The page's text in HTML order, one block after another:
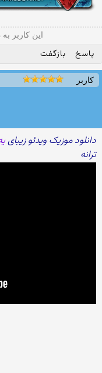
این کاربر
پاسخ بازگفت
کاربر
دانلود موزیک ویدئو زیبای
ترانه